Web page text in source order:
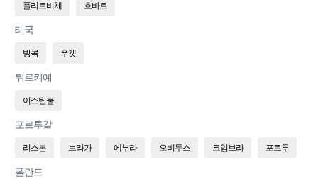
플리트비체 흐바르
태국
방콕 푸켓
튀르키예
이스탄불
포르투갈
리스본 브라가 에부라 오비두스 코임브라 포르투
폴란드